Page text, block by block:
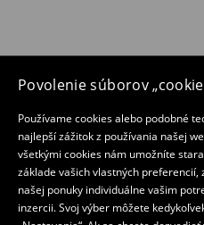
Povolenie súborov
Používame cookies alebo podobné
najlepší zážitok z používania našej
všetkými cookies nám umožníte
základe vašich vlastných
našej ponuky individuálne vašim
inzercii. Svoj výber môžete